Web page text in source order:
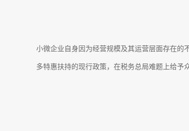
小微企业自身因为经营规模及其运营层面存在的
多特惠扶持的现行政策，在税务总局难题上给予